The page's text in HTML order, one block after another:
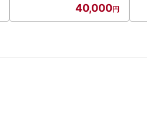
40,000